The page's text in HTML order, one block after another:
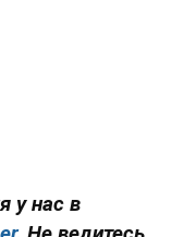
у нас в